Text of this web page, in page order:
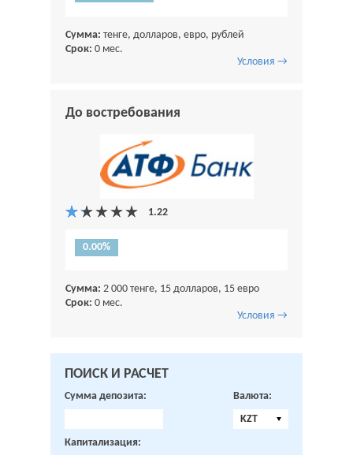
Сумма: тенге, долларов, евро, рублей
Срок: 0 мес.
Условия →
До востребования
0.00%
Сумма: 2 000 тенге, 15 долларов, 15 евро
Срок: 0 мес.
Условия →
ПОИСК И РАСЧЕТ
Сумма депозита:
Валюта:
KZT
Капитализация: